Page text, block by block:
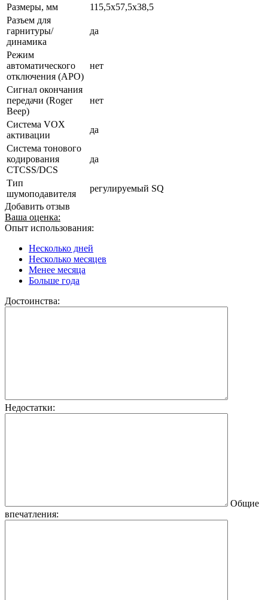
Размеры, мм
115,5x57,5x38,5
Разъем для
гарнитуры/
динамика
да
Режим
автоматического
отключения (АРО)
нет
Сигнал окончания
передачи (Roger
Beep)
нет
Система VOX
активации
да
Система тонового
кодирования
CTCSS/DCS
да
Тип
шумоподавителя
регулируемый SQ
Добавить отзыв
Ваша оценка:
Опыт использования:
Несколько дней
Несколько месяцев
Менее месяца
Больше года
Достоинства:
Недостатки:
Общие
впечатления: